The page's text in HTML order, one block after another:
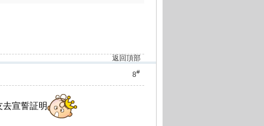
返回頂部
8#
宣誓証明